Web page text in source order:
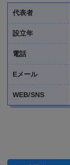
電話
Eメール
WEB/SNS
2013年の安倍総